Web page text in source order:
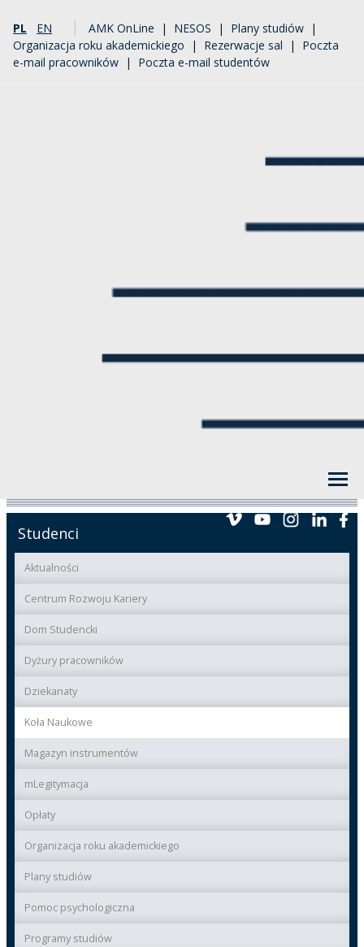
PL EN AMK OnLine | NESOS | Plany studiów |
Organizacja roku akademickiego | Rezerwacje sal | Poczta
e-mail pracowników | Poczta e-mail studentów
Studenci
Aktualności
Centrum Rozwoju Kariery
Dom Studencki
Dyżury pracowników
Dziekanaty
Koła Naukowe
Magazyn instrumentów
mLegitymacja
Opłaty
Organizacja roku akademickiego
Plany studiów
Pomoc psychologiczna
Programy studiów